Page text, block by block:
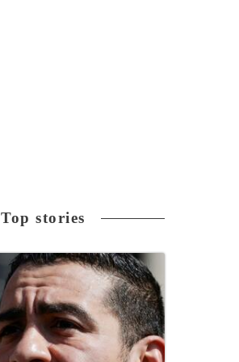
Top stories